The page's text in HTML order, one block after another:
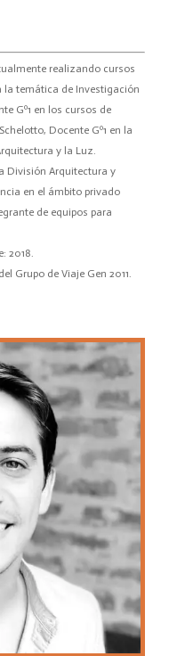
realizando cursos
la temática de Investigación
Gº1 en los cursos de
Docente Gº1 en la
y la Luz.
División Arquitectura y
en el ámbito privado
de equipos para
2018.
Grupo de Viaje Gen 2011.